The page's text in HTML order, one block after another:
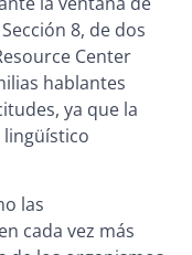
8, de dos
Center
hablantes
ya que la
lingüístico
las
cada vez más